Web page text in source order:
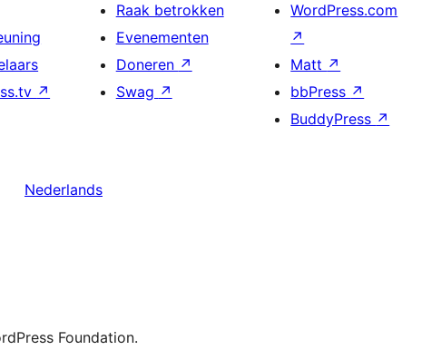
↗
Raak betrokken
Evenementen
Doneren ↗
Swag ↗
WordPress.com
↗
Matt ↗
bbPress ↗
BuddyPress ↗
Nederlands
Foundation.